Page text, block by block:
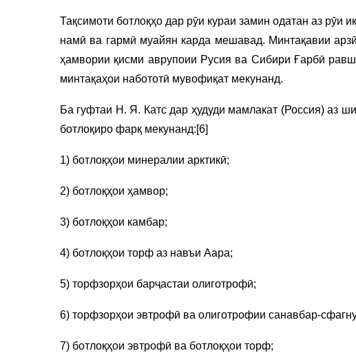
Тақсимоти ботлоқҳо дар рӯи кураи замин одатан аз рӯи
намӣ ва гармӣ муайян карда мешавад. Минтақавии
ҳамвории қисми аврупоии Русия ва Сибири Ғарбӣ
минтақаҳои набототӣ мувофиқат мекунанд.
Ба гуфтаи Н. Я. Катс дар ҳудуди мамлакат (Россия) аз
ботлоқиро фарқ мекунанд:[6]
1) ботлоқҳои минералии арктикӣ;
2) ботлоқҳои ҳамвор;
3) ботлоқҳои камбар;
4) ботлоқҳои торф аз навъи Aapa;
5) торфзорҳои барҷастаи олиготрофӣ;
6) торфзорҳои эвтрофӣ ва олиготрофии санавбар-
7) ботлоқҳои эвтрофӣ ва ботлоқҳои торф;